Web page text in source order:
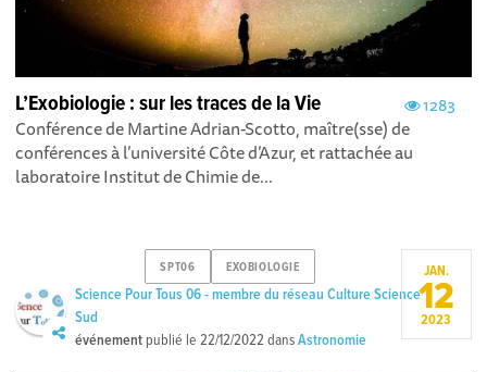
1283
L’Exobiologie : sur les traces de la Vie
Conférence de Martine Adrian-Scotto, maître(sse) de
conférences à l’université Côte d’Azur, et rattachée au
laboratoire Institut de Chimie de...
SPT06 EXOBIOLOGIE
Science Pour Tous 06 - membre du réseau Culture Science
Sud
événement publié le22/12/2022 dansAstronomie
JAN.
12
2023